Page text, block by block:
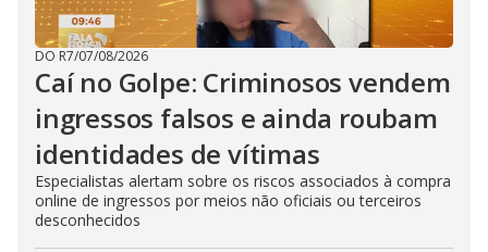
DO R7/07/08/2026
Caí no Golpe: Criminosos vendem
ingressos falsos e ainda roubam
identidades de vítimas
Especialistas alertam sobre os riscos associados à compra
online de ingressos por meios não oficiais ou terceiros
desconhecidos